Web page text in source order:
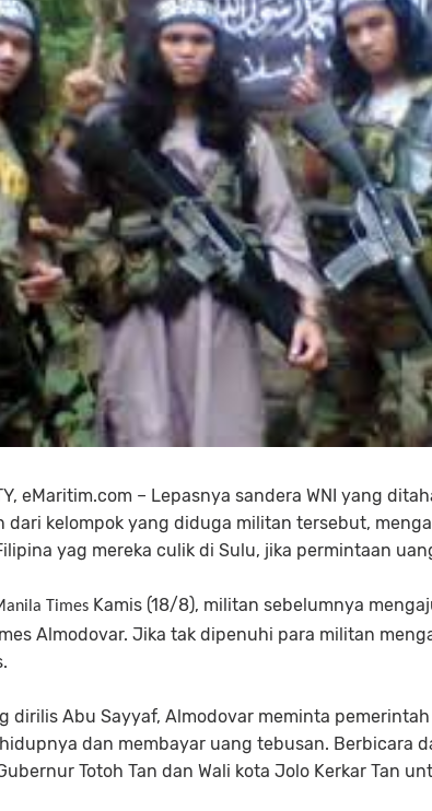
eMaritim.com – Lepasnya sandera WNI yang
dari kelompok yang diduga militan tersebut,
yag mereka culik di Sulu, jika permintaan
Times Kamis (18/8), militan sebelumnya
Almodovar. Jika tak dipenuhi para militan
dirilis Abu Sayyaf, Almodovar meminta
dan membayar uang tebusan. Berbicara
Totoh Tan dan Wali kota Jolo Kerkar Tan